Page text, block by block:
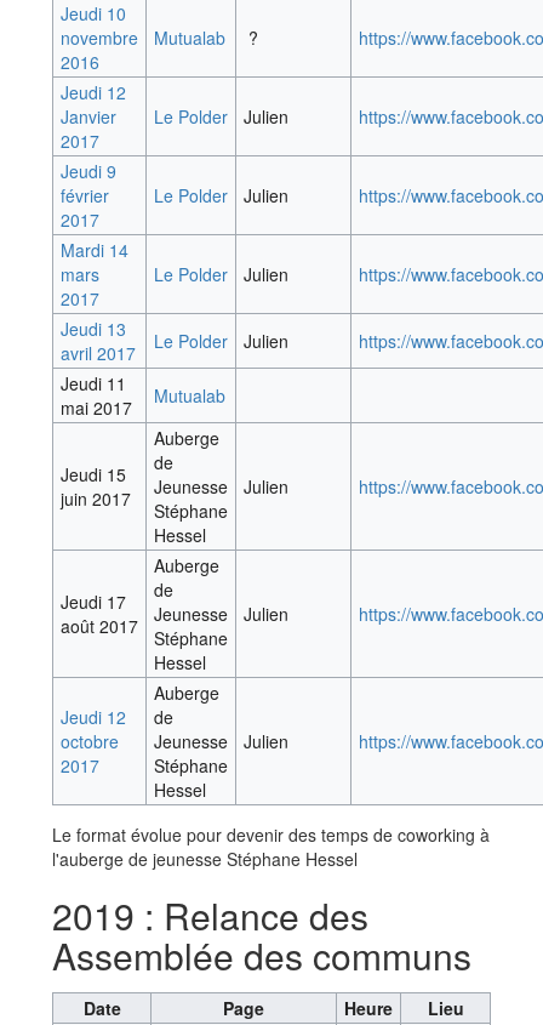
Jeudi 10
novembre
2016
Mutualab ? https://
Jeudi 12
Janvier
2017
Le Polder Julien https://
Jeudi 9
février
2017
Le Polder Julien https://
Mardi 14
mars
2017
Le Polder Julien https://
Jeudi 13
avril 2017
Le Polder Julien
https://
Jeudi 11
mai 2017
Mutualab
Jeudi 15
juin 2017
Auberge
de
Jeunesse
Stéphane
Hessel
Julien https://
Jeudi 17
août 2017
Auberge
de
Jeunesse
Stéphane
Hessel
Julien https://
Jeudi 12
octobre
2017
Auberge
de
Jeunesse
Stéphane
Hessel
Julien https://
Le format évolue pour devenir des temps de coworking à
l'auberge de jeunesse Stéphane Hessel
2019 : Relance des
Assemblée des communs
Date Page Heure Lieu